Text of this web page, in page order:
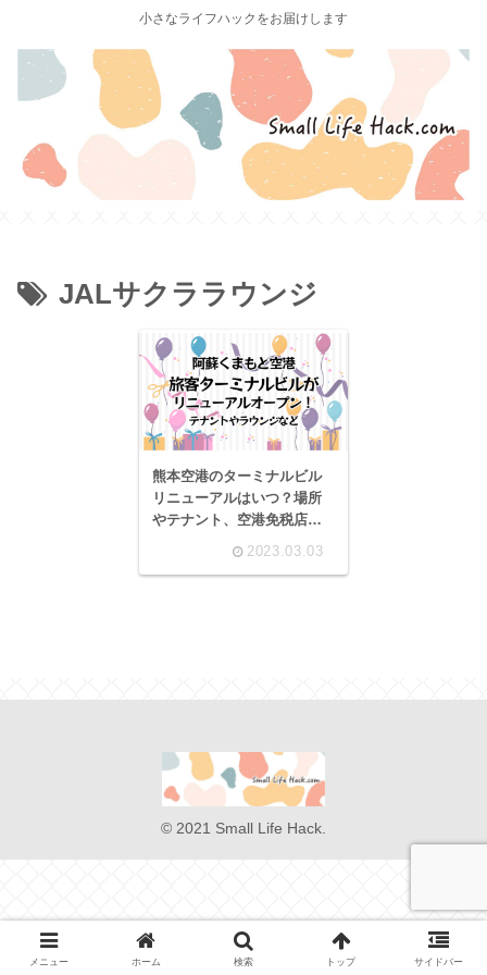
小さなライフハックをお届けします
JALサクララウンジ
熊本空港のターミナルビル
リニューアルはいつ？場所
やテナント、空港免税店に
2023.03.03
© 2021 Small Life Hack.
メニュー ホーム 検索 トップ サイドバー